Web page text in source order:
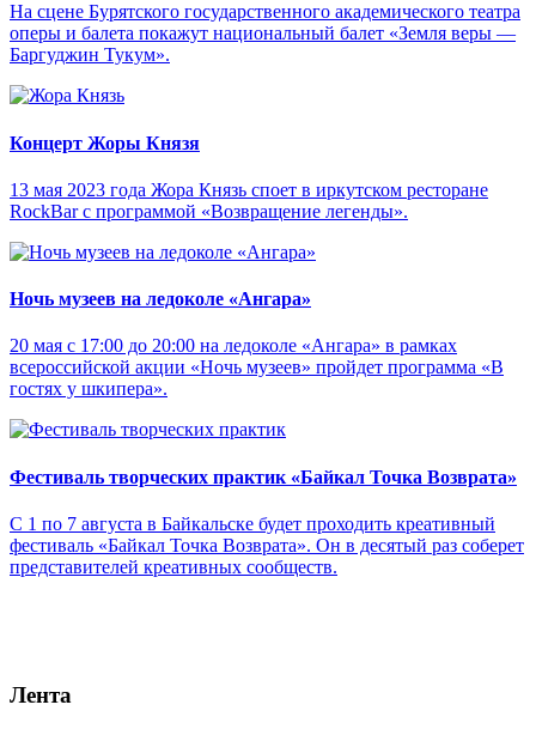
На сцене Бурятского государственного академического театра
оперы и балета покажут национальный балет «Земля веры —
Баргуджин Тукум‎».
Концерт Жоры Князя
13 мая 2023 года Жора Князь споет в иркутском ресторане
RockBar с программой «Возвращение легенды».
Ночь музеев на ледоколе «Ангара»
20 мая с 17:00 до 20:00 на ледоколе «Ангара» в рамках
всероссийской акции «Ночь музеев» пройдет программа «В
гостях у шкипера».
Фестиваль творческих практик «Байкал Точка Возврата»
С 1 по 7 августа в Байкальске будет проходить креативный
фестиваль «Байкал Точка Возврата». Он в десятый раз соберет
представителей креативных сообществ.
Лента